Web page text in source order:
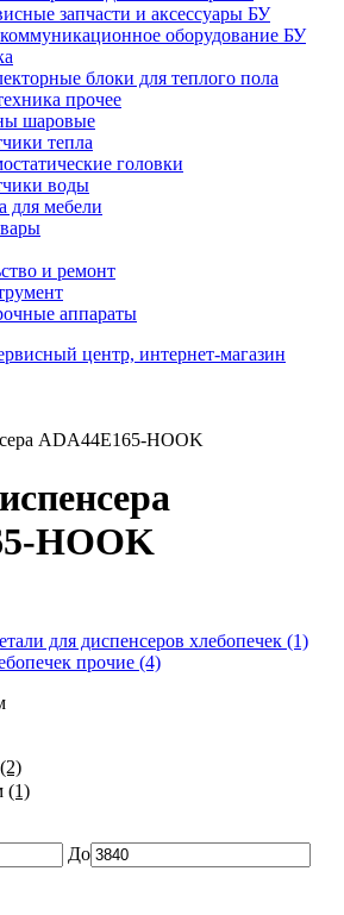
запчасти и аксессуары БУ
оборудование БУ
блоки для теплого пола
прочее
шаровые
тепла
головки
воды
для мебели
и ремонт
аппараты
центр, интернет-магазин
ADA44E165-HOOK
HOOK
для диспенсеров хлебопечек (1)
прочие (4)
(2)
(1)
До